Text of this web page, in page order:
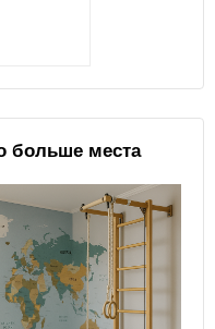
больше места